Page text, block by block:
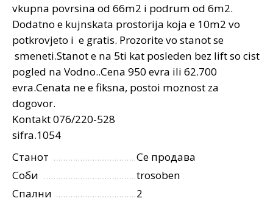
vkupna povrsina od 66m2 i podrum od 6m2.
Dodatno e kujnskata prostorija koja e 10m2 vo
potkrovjeto i e gratis. Prozorite vo stanot se
smeneti.Stanot e na 5ti kat posleden bez lift so cist
pogled na Vodno..Cena 950 evra ili 62.700
evra.Cenata ne e fiksna, postoi moznost za
dogovor.
Kontakt 076/220-528
sifra.1054
Станот
Се продава
Соби
trosoben
Спални
2